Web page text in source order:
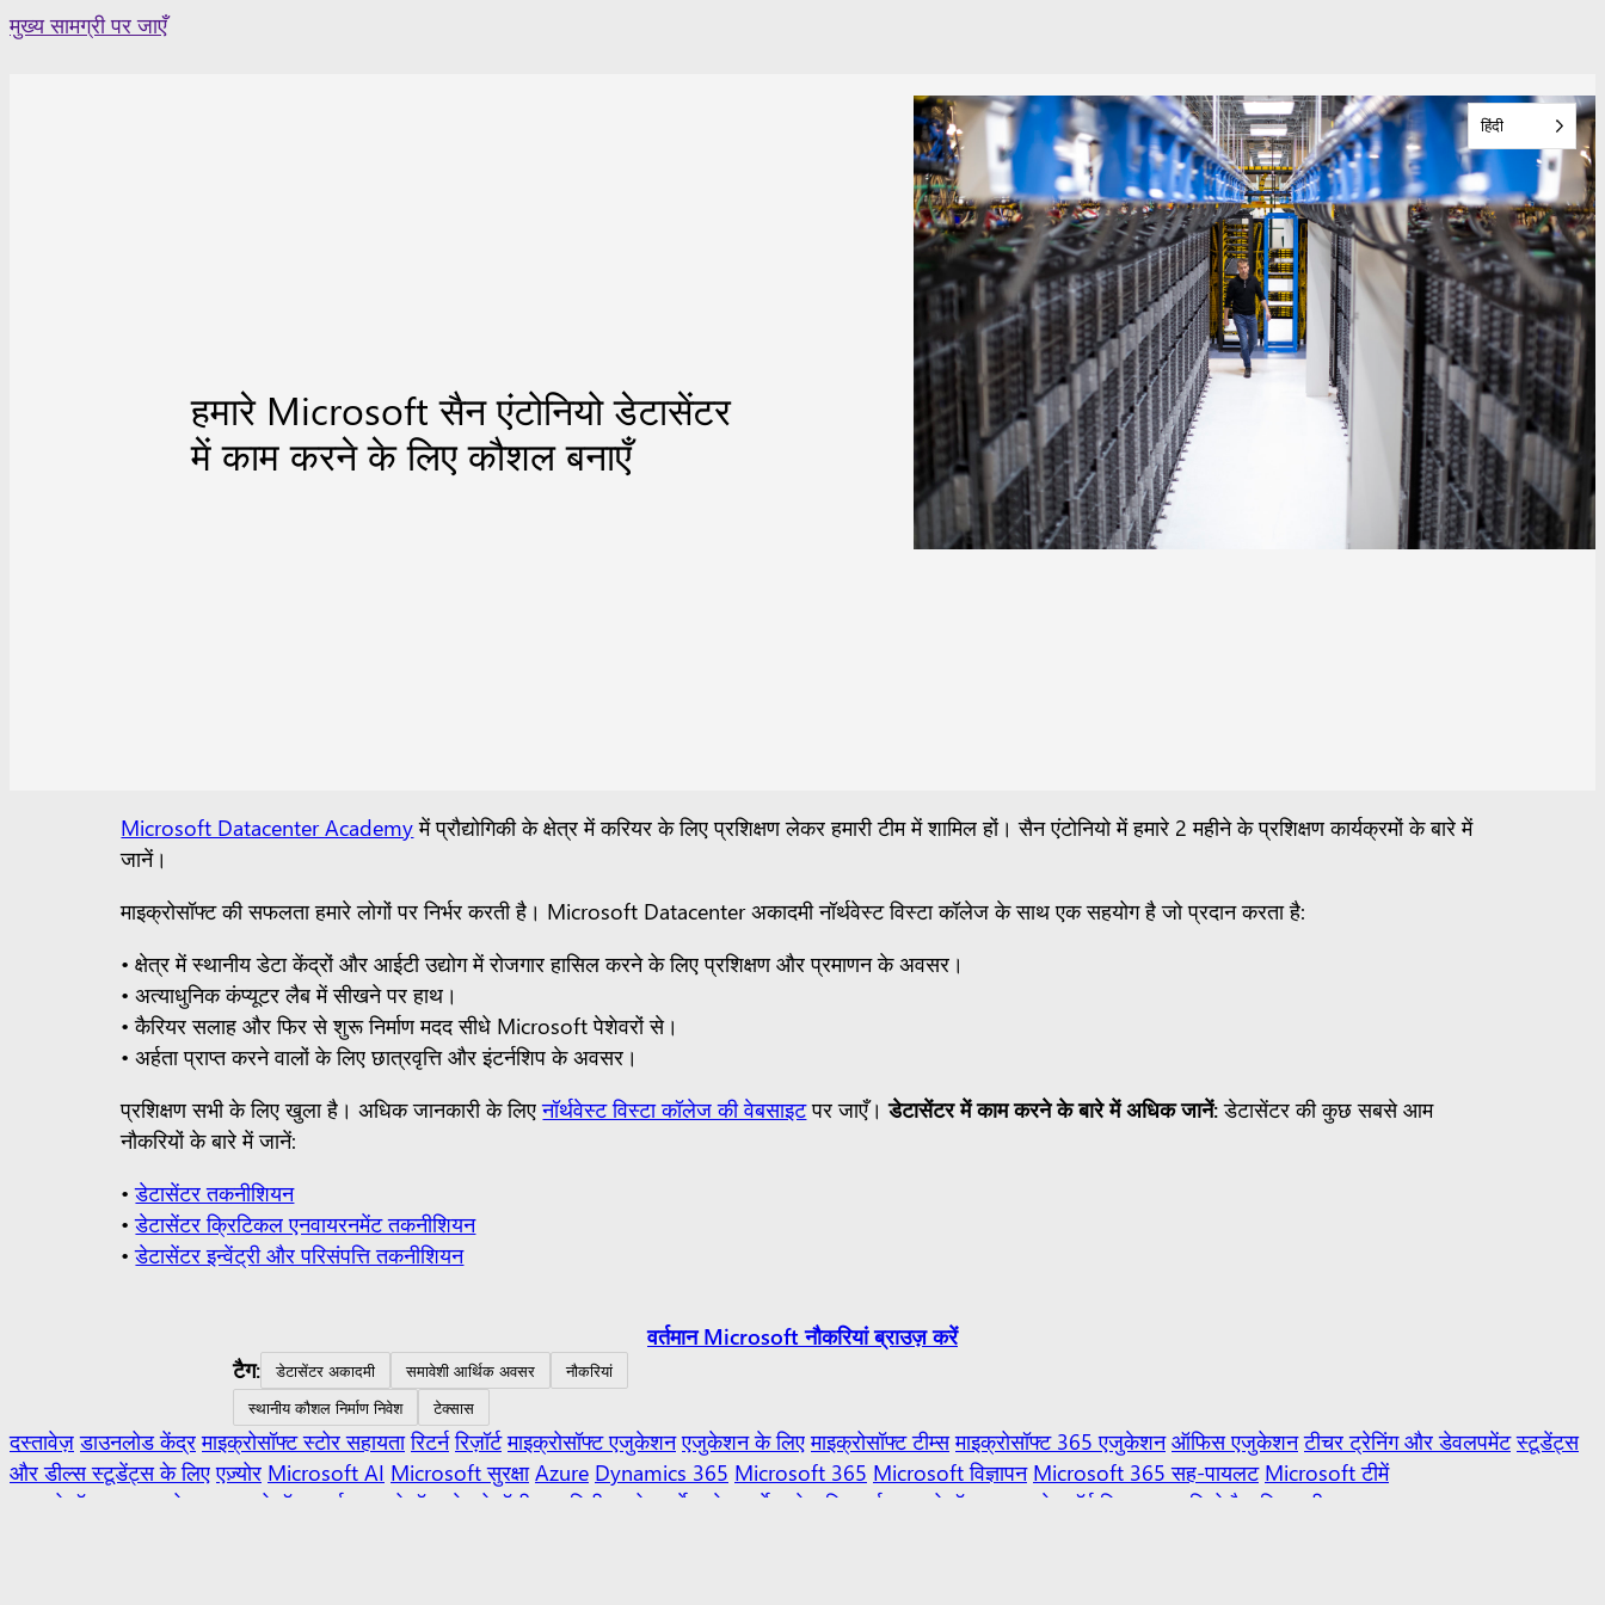
Skip
मुख्य सामग्री पर जाएँ
हिंदी
हमारे Microsoft सैन एंटोनियो डेटासेंटर
में काम करने के लिए कौशल बनाएँ
Microsoft Datacenter Academyमें प्रौद्योगिकी के क्षेत्र में करियर के लिए प्रशिक्षण लेकर हमारी टीम में शामिल हों। सैन एंटोनियो में हमारे 2 महीने के प्रशिक्षण कार्यक्रमों के बारे में
जानें।
माइक्रोसॉफ्ट की सफलता हमारे लोगों पर निर्भर करती है। Microsoft Datacenter अकादमी नॉर्थवेस्ट विस्टा कॉलेज के साथ एक सहयोग है जो प्रदान करता है:
• क्षेत्र में स्थानीय डेटा केंद्रों और आईटी उद्योग में रोजगार हासिल करने के लिए प्रशिक्षण और प्रमाणन के अवसर।
• अत्याधुनिक कंप्यूटर लैब में सीखने पर हाथ।
• कैरियर सलाह और फिर से शुरू निर्माण मदद सीधे Microsoft पेशेवरों से।
• अर्हता प्राप्त करने वालों के लिए छात्रवृत्ति और इंटर्नशिप के अवसर।
प्रशिक्षण सभी के लिए खुला है। अधिक जानकारी के लिएनॉर्थवेस्ट विस्टा कॉलेज की वेबसाइटपर जाएँ।डेटासेंटर में काम करने के बारे में अधिक जानें:डेटासेंटर की कुछ सबसे आम
नौकरियों के बारे में जानें:
•डेटासेंटर तकनीशियन
•डेटासेंटर क्रिटिकल एनवायरनमेंट तकनीशियन
•डेटासेंटर इन्वेंट्री और परिसंपत्ति तकनीशियन
वर्तमान Microsoft नौकरियां ब्राउज़ करें
टैग:
डेटासेंटर अकादमी समावेशी आर्थिक अवसर
नौकरियां
स्थानीय कौशल निर्माण निवेश
टेक्सास
दस्तावेज़ डाउनलोड केंद्र माइक्रोसॉफ्ट स्टोर सहायता रिटर्न रिज़ॉर्ट माइक्रोसॉफ्ट एजुकेशन एजुकेशन के लिए माइक्रोसॉफ्ट टीम्स माइक्रोसॉफ्ट 365 एजुकेशन ऑफिस एजुकेशन टीचर ट्रेनिंग और डेवलपमेंट स्टूडेंट्स
और डील्स स्टूडेंट्स के लिए एज़्योर Microsoft AI Microsoft सुरक्षा Azure Dynamics 365 Microsoft 365 Microsoft विज्ञापन Microsoft 365 सह-पायलट Microsoft टीमें
माइक्रोसॉफ्ट का
अवलोकन माइक्रोसॉफ्ट लर्न माइक्रोसॉफ्ट टेक्नोलॉजी कम्यूनिटी एज़्योर मार्केटप्लेस मार्केटप्लेस रिवार्ड्स माइक्रोसॉफ्ट पावर प्लेटफॉर्म विजुअल स्टूडियो वैज्ञानिक
परीक्षण